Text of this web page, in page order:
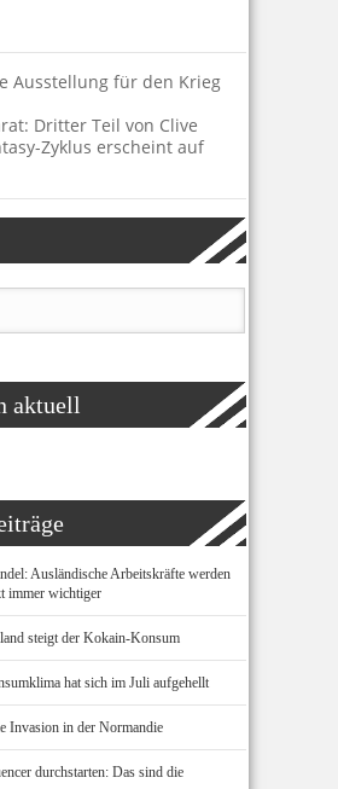
Ausstellung für den Krieg
Dritter Teil von Clive
Zyklus erscheint auf
aktuell
Ausländische Arbeitskräfte werden
immer wichtiger
steigt der Kokain-Konsum
hat sich im Juli aufgehellt
Invasion in der Normandie
durchstarten: Das sind die